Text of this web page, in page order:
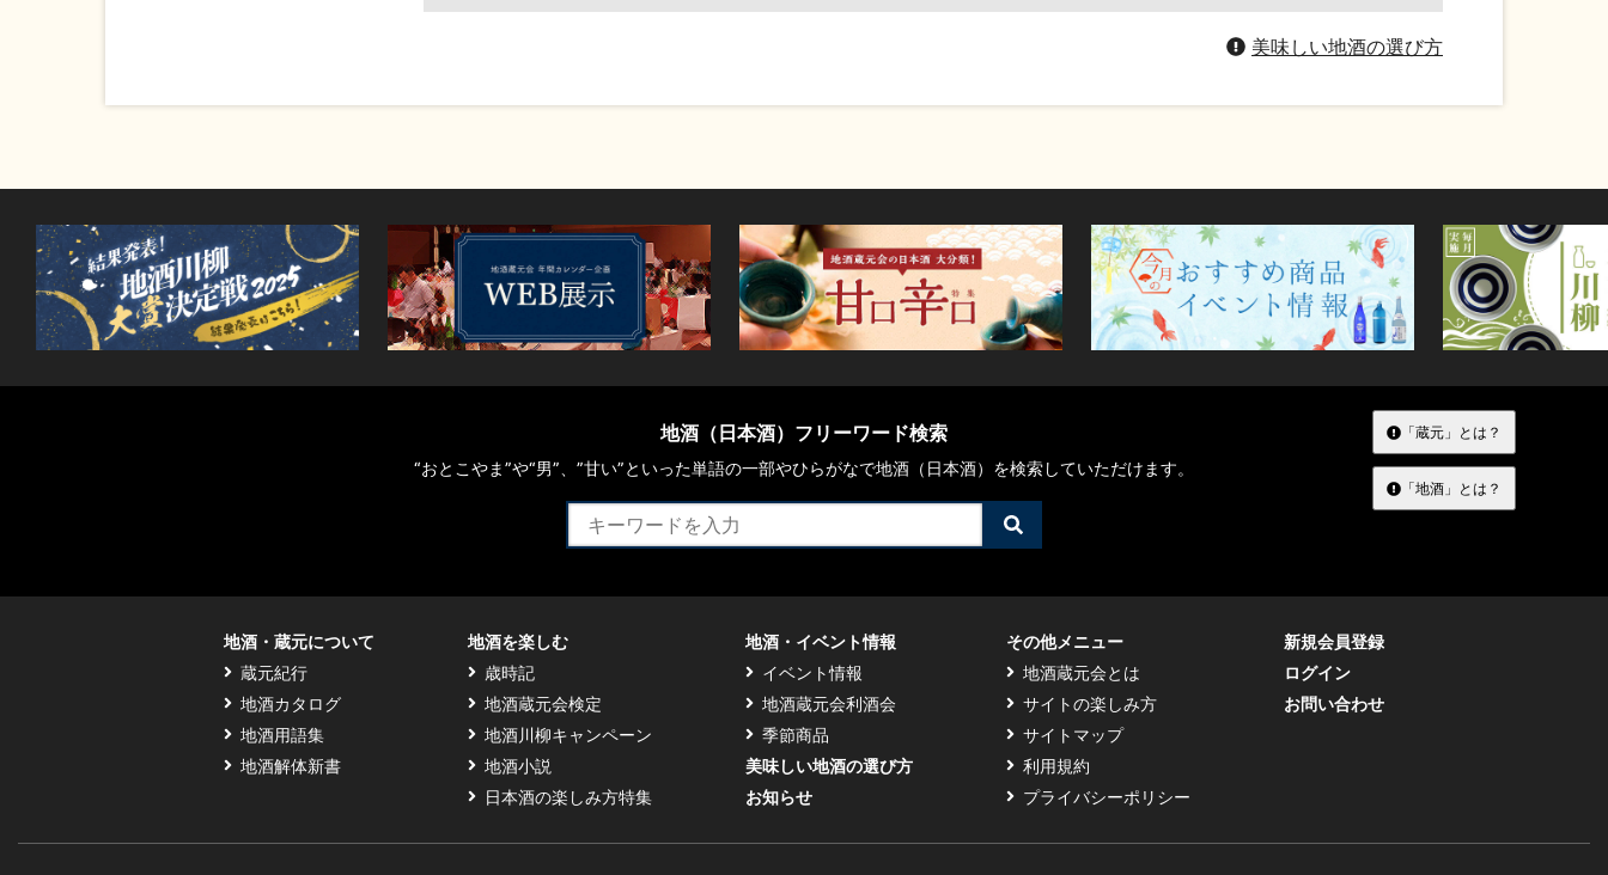
美味しい地酒の選び方
地酒（日本酒）フリーワード検索
“おとこやま”や“男”、”甘い”といった単語の一部やひらがなで地酒（日本酒）を検索していただけます。
検
索
「蔵元」とは？
「地酒」とは？
地酒・蔵元について
蔵元紀行
地酒カタログ
地酒用語集
地酒解体新書
地酒を楽しむ
歳時記
地酒蔵元会検定
地酒川柳キャンペーン
地酒小説
日本酒の楽しみ方特集
地酒・イベント情報
イベント情報
地酒蔵元会利酒会
季節商品
美味しい地酒の選び方
お知らせ
その他メニュー
地酒蔵元会とは
サイトの楽しみ方
サイトマップ
利用規約
プライバシーポリシー
新規会員登録
ログイン
お問い合わせ